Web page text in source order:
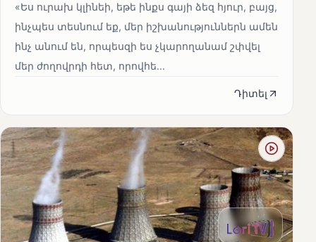
«Ես ուրախ կլինեի, եթե ինքս գայի ձեզ հյուր, բայց,
ինչպես տեսնում եք, մեր իշխանություններն ամեն
ինչ անում են, որպեսզի ես չկարողանամ շփվել
մեր ժողովրդի հետ, որովհե...
Դիտել